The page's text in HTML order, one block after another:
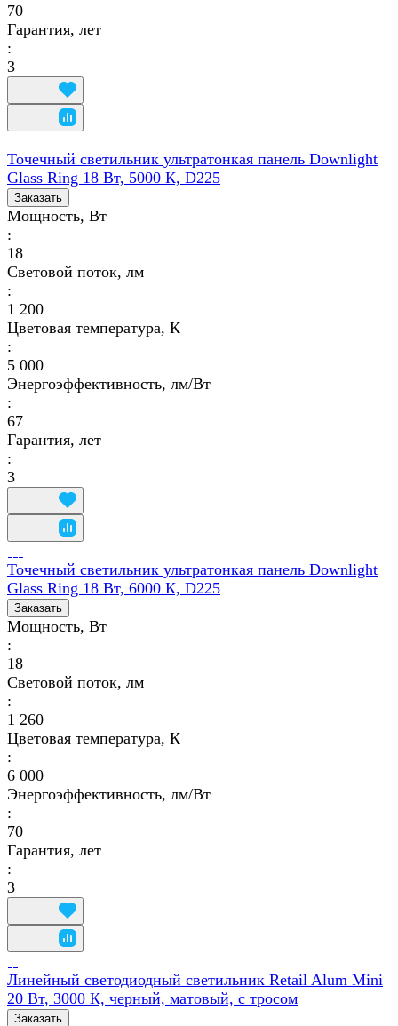
70
Гарантия, лет
:
3
Точечный светильник ультратонкая панель Downlight
Glass Ring 18 Вт, 5000 К, D225
Заказать
Мощность, Вт
:
18
Световой поток, лм
:
1 200
Цветовая температура, К
:
5 000
Энергоэффективность, лм/Вт
:
67
Гарантия, лет
:
3
Точечный светильник ультратонкая панель Downlight
Glass Ring 18 Вт, 6000 К, D225
Заказать
Мощность, Вт
:
18
Световой поток, лм
:
1 260
Цветовая температура, К
:
6 000
Энергоэффективность, лм/Вт
:
70
Гарантия, лет
:
3
Линейный светодиодный светильник Retail Alum Mini
20 Вт, 3000 К, черный, матовый, с тросом
Заказать